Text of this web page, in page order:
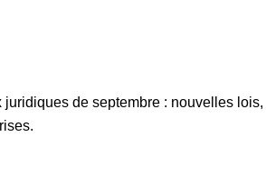
de septembre : nouvelles lois,